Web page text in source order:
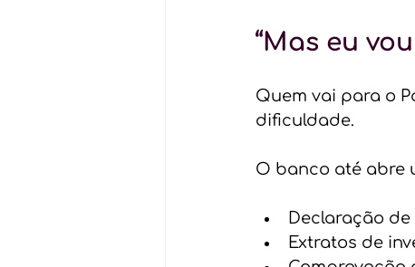
“Mas eu
Quem vai para o
dificuldade.
O banco até abre
Declaração
Extratos de